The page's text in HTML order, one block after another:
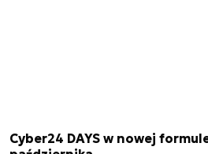
Cyber24 DAYS w nowej